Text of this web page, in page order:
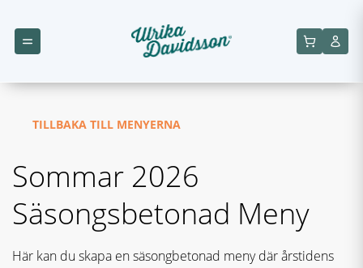
TILLBAKA TILL MENYERNA
Sommar 2026
Säsongsbetonad Meny
Här kan du skapa en säsongbetonad meny där årstidens